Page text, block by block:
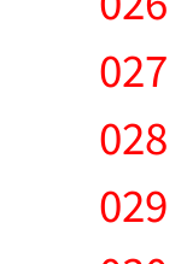
027
028
029